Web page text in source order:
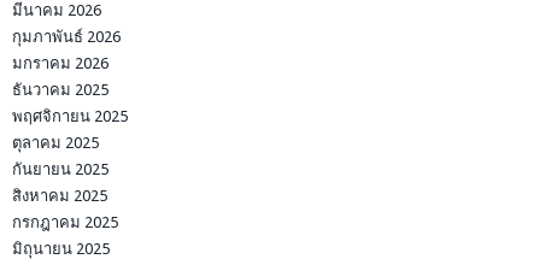
มีนาคม 2026
กุมภาพันธ์ 2026
มกราคม 2026
ธันวาคม 2025
พฤศจิกายน 2025
ตุลาคม 2025
กันยายน 2025
สิงหาคม 2025
กรกฎาคม 2025
มิถุนายน 2025